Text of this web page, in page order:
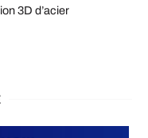
3D d’acier